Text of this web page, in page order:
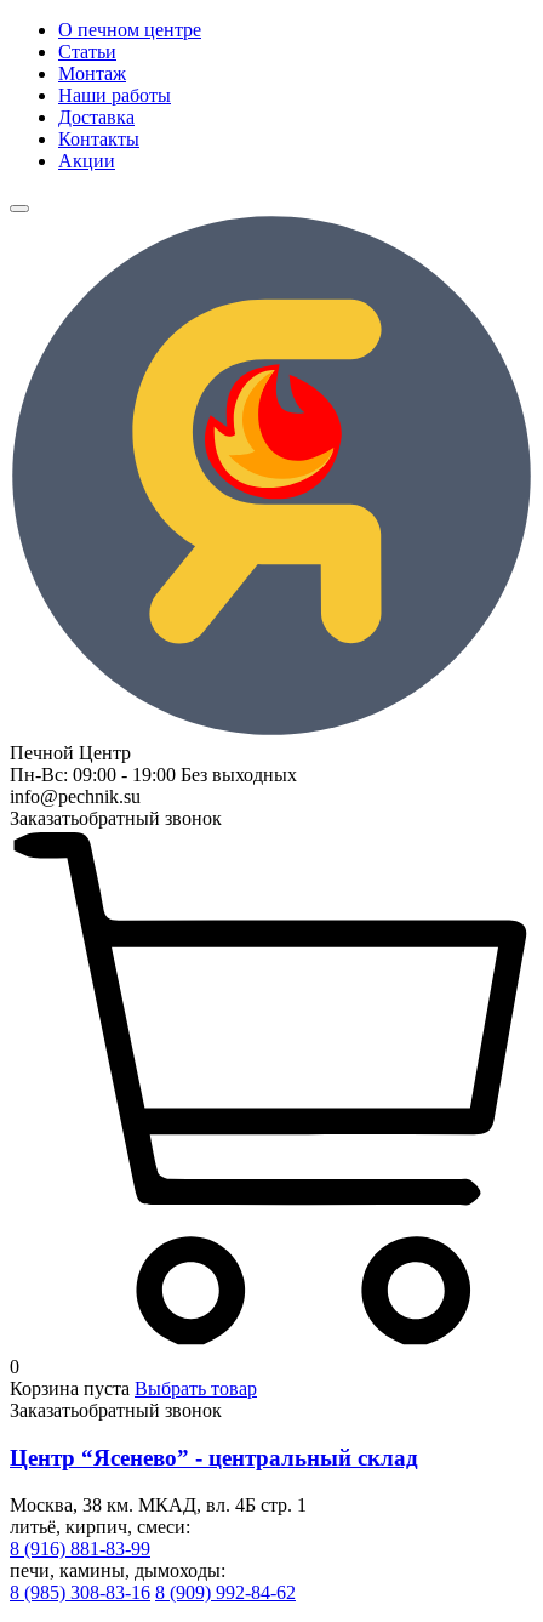
О печном центре
Статьи
Монтаж
Наши работы
Доставка
Контакты
Акции
Печной Центр
Пн-Вс: 09:00 - 19:00 Без выходных
info@pechnik.su
Заказатьобратный звонок
0
Корзина пуста Выбрать товар
Заказатьобратный звонок
Центр “Ясенево” - центральный склад
Москва, 38 км. МКАД, вл. 4Б стр. 1
литьё, кирпич, смеси:
8 (916) 881-83-99
печи, камины, дымоходы:
8 (985) 308-83-16 8 (909) 992-84-62